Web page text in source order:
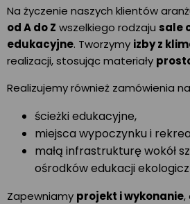
Na życzenie naszych klientów
od A do Z wszelkiego rodzaju sale
edukacyjne. Tworzymy izby z
realizacji, stosując materiały
Realizujemy również zamówienia
ścieżki edukacyjne,
miejsca wypoczynku i
małą infrastrukturę wokół
ośrodków edukacji
Zapewniamy projekt i wykonanie,